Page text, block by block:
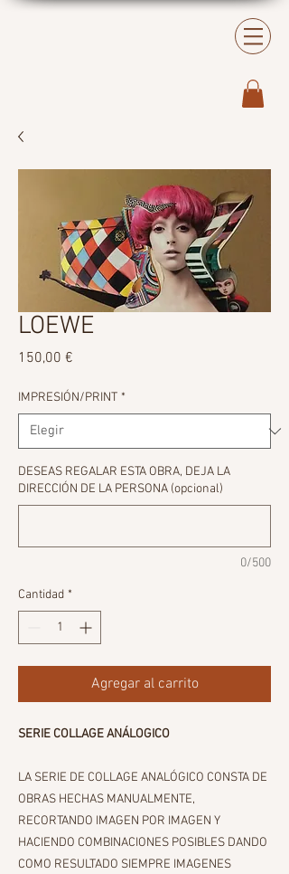
LOEWE
150,00 €
IMPRESIÓN/PRINT *
DESEAS REGALAR ESTA OBRA, DEJA LA
DIRECCIÓN DE LA PERSONA (opcional)
0/500
Cantidad *
Agregar al carrito
SERIE COLLAGE ANÁLOGICO
LA SERIE DE COLLAGE ANALÓGICO CONSTA DE
OBRAS HECHAS MANUALMENTE,
RECORTANDO IMAGEN POR IMAGEN Y
HACIENDO COMBINACIONES POSIBLES DANDO
COMO RESULTADO SIEMPRE IMAGENES